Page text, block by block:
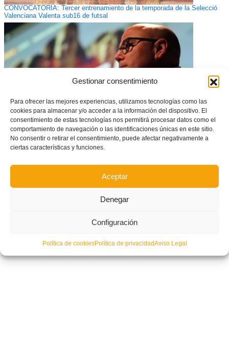
Gestionar consentimiento
Para ofrecer las mejores experiencias, utilizamos tecnologías como las
cookies para almacenar y/o acceder a la información del dispositivo. El
consentimiento de estas tecnologías nos permitirá procesar datos como el
comportamiento de navegación o las identificaciones únicas en este sitio.
No consentir o retirar el consentimiento, puede afectar negativamente a
ciertas características y funciones.
Aceptar
Denegar
Configuración
Política de cookiesPolítica de privacidadAviso Legal
CONVOCATORIA: Tercer entrenamiento de la temporada de la Selecció
Valenciana Valenta sub16 de futsal
El Área Valenta convoca a todos los clubes a su reunión anual telemática